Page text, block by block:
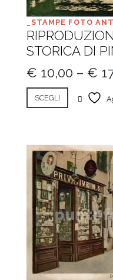
_STAMPE FOTO
STORICA DI
€ 10,00 – €
SCEGLI